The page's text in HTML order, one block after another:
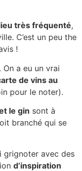
très fréquenté,
C’est un peu the
!
On a eu un vrai
de vins au
pour le noter).
le gin sont à
branché qui se
grignoter avec des
d’inspiration